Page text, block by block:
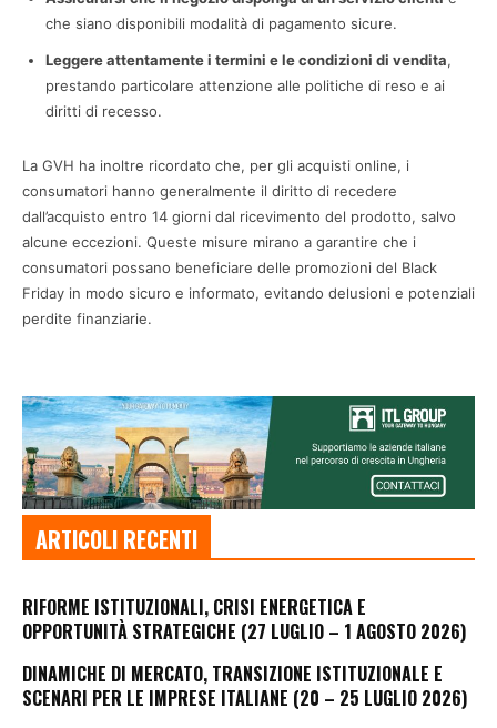
che siano disponibili modalità di pagamento sicure.
Leggere attentamente i termini e le condizioni di vendita,
prestando particolare attenzione alle politiche di reso e ai
diritti di recesso.
La GVH ha inoltre ricordato che, per gli acquisti online, i
consumatori hanno generalmente il diritto di recedere
dall’acquisto entro 14 giorni dal ricevimento del prodotto, salvo
alcune eccezioni. Queste misure mirano a garantire che i
consumatori possano beneficiare delle promozioni del Black
Friday in modo sicuro e informato, evitando delusioni e potenziali
perdite finanziarie.
ARTICOLI RECENTI
RIFORME ISTITUZIONALI, CRISI ENERGETICA E
OPPORTUNITÀ STRATEGICHE (27 LUGLIO – 1 AGOSTO 2026)
DINAMICHE DI MERCATO, TRANSIZIONE ISTITUZIONALE E
SCENARI PER LE IMPRESE ITALIANE (20 – 25 LUGLIO 2026)